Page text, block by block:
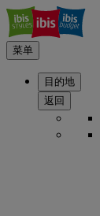
菜单
目的地
返回